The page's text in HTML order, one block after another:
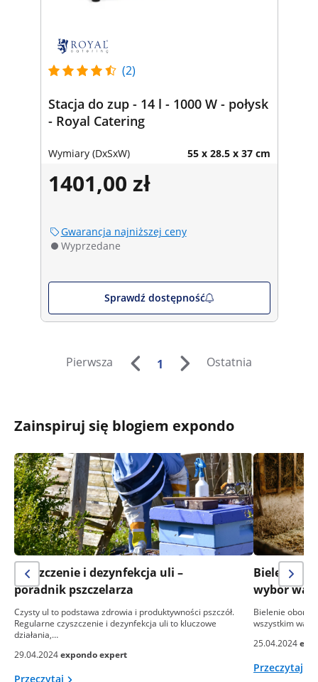
(2)
Stacja do zup - 14 l - 1000 W - połysk
- Royal Catering
Wymiary (DxSxW) 55 x 28.5 x 37 cm
1401,00 zł
Gwarancja najniższej ceny
Wyprzedane
Sprawdź dostępność
Pierwsza 1 Ostatnia
Zainspiruj się blogiem expondo
Czyszczenie i dezynfekcja uli –
poradnik pszczelarza
Czysty ul to podstawa zdrowia i produktywności pszczół.
Regularne czyszczenie i dezynfekcja uli to kluczowe
działania,…
29.04.2024expondo expert
Przeczytaj
Bielenie
wybór
Bielenie obory
wszystkim
25.04.2024
Przeczytaj